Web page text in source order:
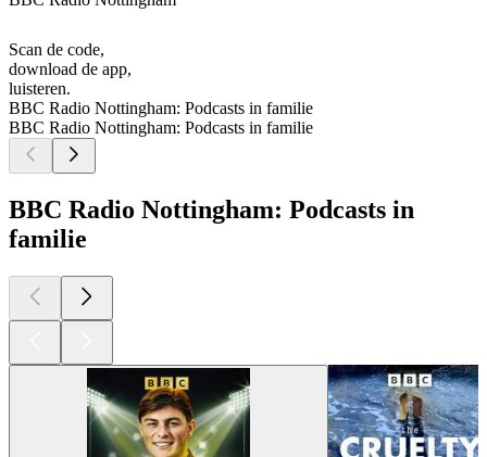
Scan de code,
download de app,
luisteren.
BBC Radio Nottingham: Podcasts in familie
BBC Radio Nottingham: Podcasts in familie
BBC Radio Nottingham: Podcasts in
familie